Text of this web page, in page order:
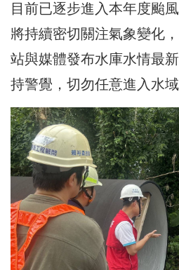
目前已逐步進入本年度颱
將持續密切關注氣象變化
站與媒體發布水庫水情最
持警覺，切勿任意進入水